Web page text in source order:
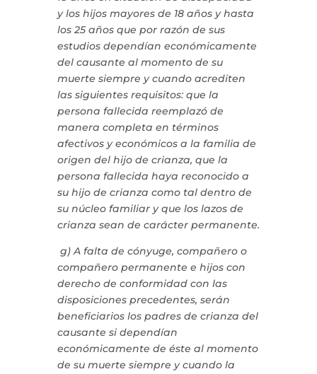
y los hijos mayores de 18 años y hasta
los 25 años que por razón de sus
estudios dependían económicamente
del causante al momento de su
muerte siempre y cuando acrediten
las siguientes requisitos: que la
persona fallecida reemplazó de
manera completa en términos
afectivos y económicos a la familia de
origen del hijo de crianza, que la
persona fallecida haya reconocido a
su hijo de crianza como tal dentro de
su núcleo familiar y que los lazos de
crianza sean de carácter permanente.
g) A falta de cónyuge, compañero o
compañero permanente e hijos con
derecho de conformidad con las
disposiciones precedentes, serán
beneficiarios los padres de crianza del
causante si dependían
económicamente de éste al momento
de su muerte siempre y cuando la